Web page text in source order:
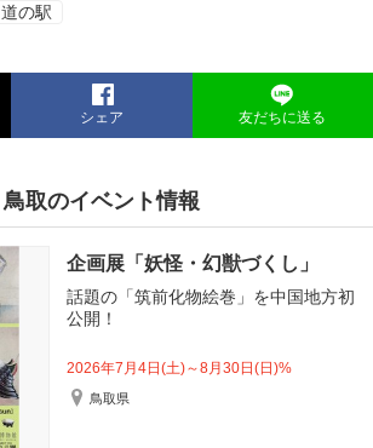
道の駅
シェア 友だちに送る
鳥取のイベント情報
企画展「妖怪・幻獣づくし」
話題の「筑前化物絵巻」を中国地方初
公開！
2026年7月4日(土)～8月30日(日)%
鳥取県